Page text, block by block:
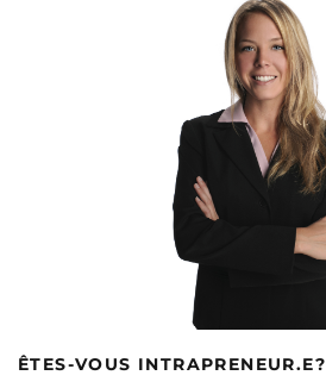
ÊTES-VOUS INTRAPRENEUR.E?